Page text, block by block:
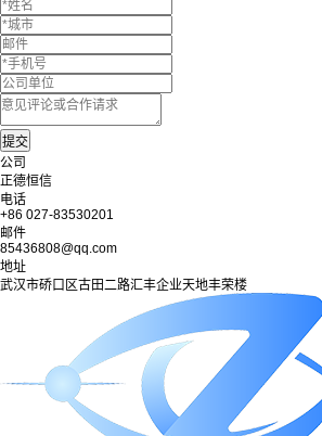
公司
正德恒信
电话
+86 027-83530201
邮件
85436808@qq.com
地址
武汉市硚口区古田二路汇丰企业天地丰荣楼